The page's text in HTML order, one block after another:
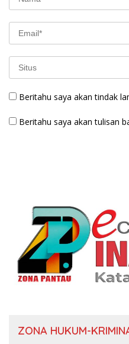
Beritahu saya akan tindak
Beritahu saya akan tulisan
ZONA HUKUM-